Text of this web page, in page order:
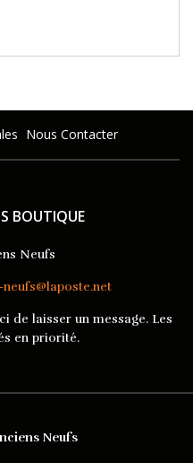
Nous Contacter
BOUTIQUE
Neufs
de laisser un message. Les
en priorité.
Neufs